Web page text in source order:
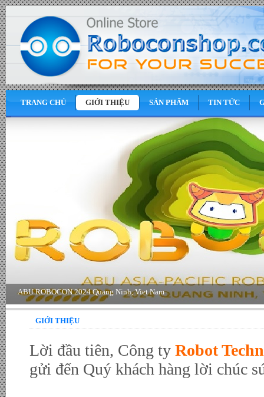
TRANG CHỦ GIỚI THIỆU SẢN PHẨM TIN TỨC
GIỚI THIỆU
Lời đầu tiên, Công ty Robot
gửi đến Quý khách hàng lời chúc